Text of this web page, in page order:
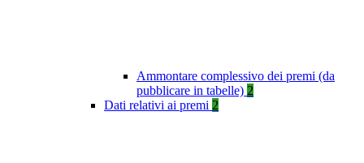
Ammontare complessivo dei premi (da
pubblicare in tabelle) 2
Dati relativi ai premi 2